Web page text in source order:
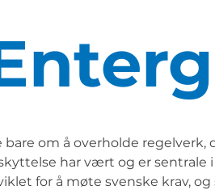
om å overholde regelverk,
har vært og er sentrale i
for å møte svenske krav, og